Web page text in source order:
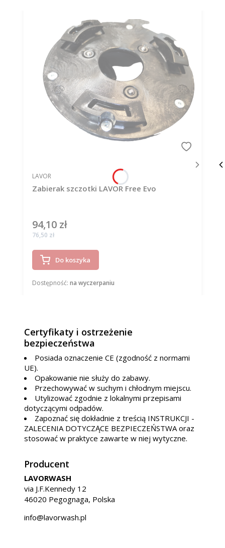
Zabierak szczotki LAVOR Free Evo
PRODUCENT
LAVOR
Cena
94,10 zł
Cena
76,50 zł
Do koszyka
Dostępność: na wyczerpaniu
Certyfikaty i ostrzeżenie
bezpieczeństwa
Posiada oznaczenie CE (zgodność z normami
UE).
Opakowanie nie służy do zabawy.
Przechowywać w suchym i chłodnym miejscu.
Utylizować zgodnie z lokalnymi przepisami
dotyczącymi odpadów.
Zapoznać się dokładnie z treścią INSTRUKCJI -
ZALECENIA DOTYCZĄCE BEZPIECZEŃSTWA oraz
stosować w praktyce zawarte w niej wytyczne.
Producent
LAVORWASH
via J.F.Kennedy 12
46020 Pegognaga, Polska
info@lavorwash.pl